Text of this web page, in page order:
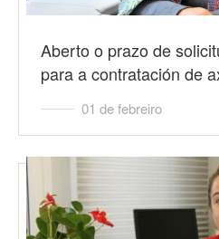
Aberto o prazo de
para a contratación de
01 de febreiro